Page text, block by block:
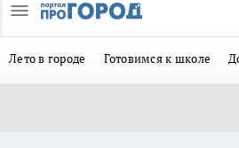
Лето в городе Готовимся к школе